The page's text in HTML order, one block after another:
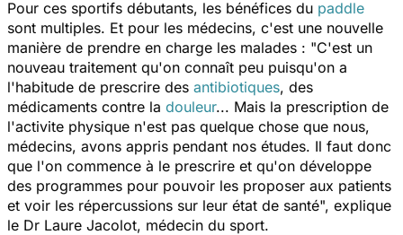
Pour ces sportifs débutants, les bénéfices du paddle
sont multiples. Et pour les médecins, c'est une nouvelle
manière de prendre en charge les malades : "C'est un
nouveau traitement qu'on connaît peu puisqu'on a
l'habitude de prescrire des antibiotiques, des
médicaments contre la douleur... Mais la prescription de
l'activite physique n'est pas quelque chose que nous,
médecins, avons appris pendant nos études. Il faut donc
que l'on commence à le prescrire et qu'on développe
des programmes pour pouvoir les proposer aux patients
et voir les répercussions sur leur état de santé", explique
le Dr Laure Jacolot, médecin du sport.